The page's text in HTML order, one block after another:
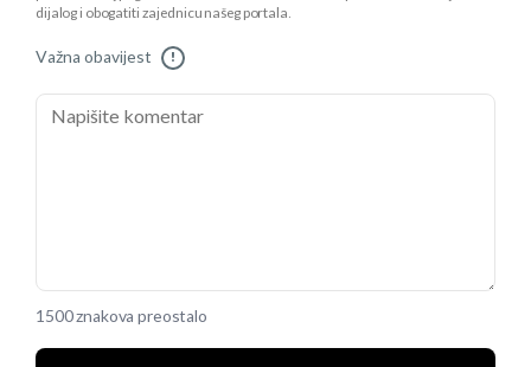
dijalog i obogatiti zajednicu našeg portala.
Važna obavijest !
1500 znakova preostalo